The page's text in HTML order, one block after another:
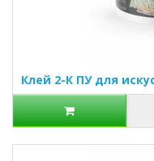
Клей 2-К ПУ для